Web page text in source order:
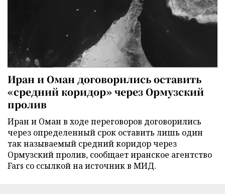
Иран и Оман договорились оставить
«средний коридор» через Ормузский
пролив
Иран и Оман в ходе переговоров договорились
через определенный срок оставить лишь один
так называемый средний коридор через
Ормузский пролив, сообщает иранское агентство
Fars со ссылкой на источник в МИД.